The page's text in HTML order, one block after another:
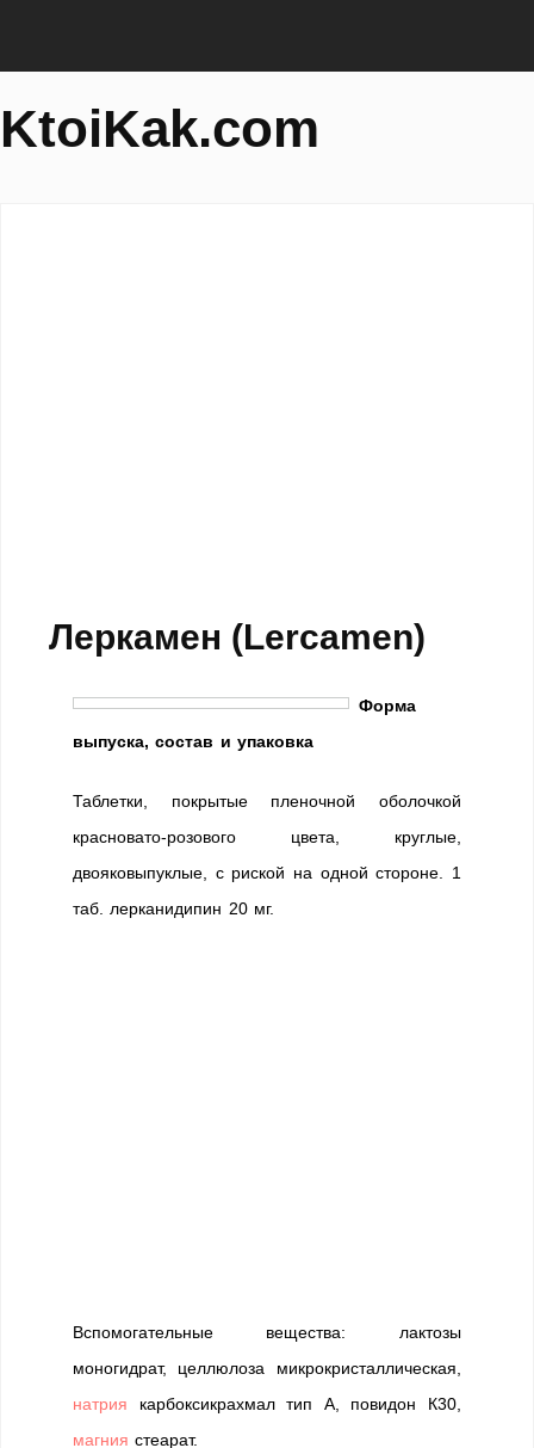
KtoiKak.com
Леркамен (Lercamen)
Форма
выпуска, состав и упаковка
Таблетки, покрытые пленочной оболочкой
красновато-розового цвета, круглые,
двояковыпуклые, с риской на одной стороне. 1
таб. лерканидипин 20 мг.
Вспомогательные вещества: лактозы
моногидрат, целлюлоза микрокристаллическая,
натрия карбоксикрахмал тип А, повидон К30,
магния стеарат.